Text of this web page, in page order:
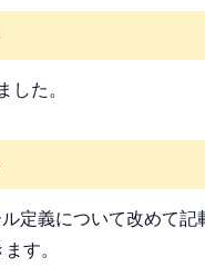
た。
定義について改めて
す。